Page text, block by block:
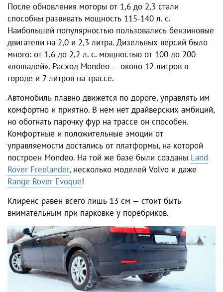
После обновления моторы от 1,6 до 2,3 стали
способны развивать мощность 115-140 л. с.
Наибольшей популярностью пользовались бензиновые
двигатели на 2,0 и 2,3 литра. Дизельных версий было
много: от 1,6 до 2,2 л. с. мощностью от 100 до 200
«лошадей». Расход Mondeo — около 12 литров в
городе и 7 литров на трассе.
Автомобиль плавно движется по дороге, управлять им
комфортно и приятно. В нем нет драйверских амбиций,
но обогнать парочку фур на трассе он способен.
Комфортные и положительные эмоции от
управляемости достались от платформы, на которой
построен Mondeo. На той же базе были созданы Land
Rover Freelander, несколько моделей Volvo и даже
Range Rover Evoque!
Клиренс равен всего лишь 13 см — стоит быть
внимательным при парковке у поребриков.